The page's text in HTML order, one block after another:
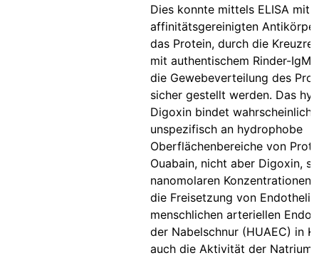
Dies konnte mittels ELISA mit
affinitätsgereinigten
das Protein, durch die
mit authentischem Rinder-IgM
die Gewebeverteilung des
sicher gestellt werden. Das
Digoxin bindet wahrscheinlich
unspezifisch an hydrophobe
Oberflächenbereiche von
Ouabain, nicht aber Digoxin,
nanomolaren Konzentrationen
die Freisetzung von
menschlichen arteriellen
der Nabelschnur (HUAEC) in
auch die Aktivität der Natrium-